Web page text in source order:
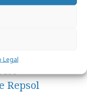
Legal
los
Repsol